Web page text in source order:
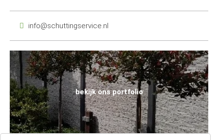
info@schuttingservice.nl
bekijk ons portfolio